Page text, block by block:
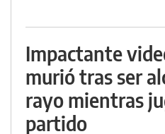
Impactante
murió tras ser
rayo mientras
partido